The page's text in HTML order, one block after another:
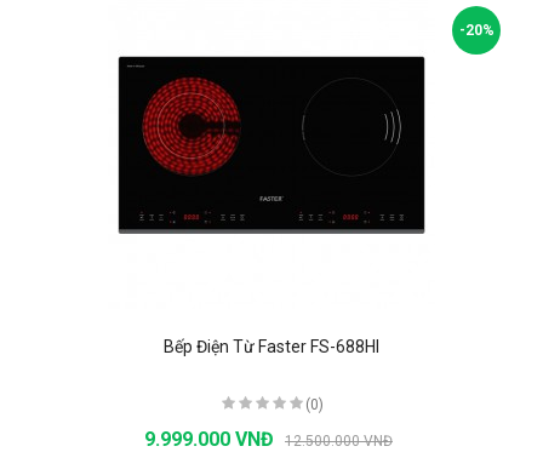
-20%
Bếp Điện Từ Faster FS-688HI
(0)
9.999.000 VNĐ 12.500.000 VNĐ